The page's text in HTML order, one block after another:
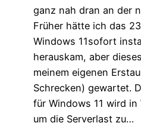
ganz nah dran an der
Früher hätte ich das
Windows 11sofort
herauskam, aber
meinem eigenen
Schrecken) gewartet.
für Windows 11 wird in
um die Serverlast zu…